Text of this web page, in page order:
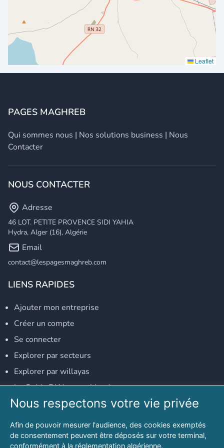
Leaflet
PAGES MAGHREB
Qui sommes nous | Nos solutions business | Nous
Contacter
NOUS CONTACTER
Adresse
46 LOT. PETITE PROVENCE SIDI YAHIA
Hydra, Alger (16), Algérie
Email
contact@lespagesmaghreb.com
LIENS RAPIDES
Ajouter mon entreprise
Créer un compte
Se connecter
Explorer par secteurs
Explorer par willayas
Le Guide D'Alger, guide-alger.com
NOS RÉSEAUX SOCIAUX
Notre page Facebook
Nous respectons votre vie privée
Afin de pouvoir mesurer l'audience, des cookies exemptés
de consentement peuvent être déposés sur votre terminal,
conformément à la réglementation algérienne.